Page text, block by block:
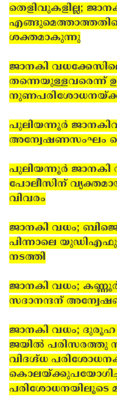
തെളിവുകളില്ല;
ശക്തമാകുന്നു
ജാനകി
തന്നെയുള്ളവരെന്ന്
നുണപരിശോധനയ്ക്ക്
പുലിയന്നൂര്‍
അന്വേഷണസംഘം
പുലിയന്നൂര്‍ ജാനകി
പോലീസിന്
വിവരം
ജാനകി വധം;
പിന്നാലെ
നടത്തി
ജാനകി വധം;
സദാനന്ദന്
ജാനകി വധം;
ജയില്‍ പരിസരത്തു
വിദഗ്ദ്ധ
പരിശോധനയിലൂടെ